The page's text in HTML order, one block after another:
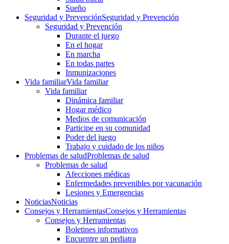
Sueño
Seguridad y PrevenciónSeguridad y Prevención
Seguridad y Prevención
Durante el juego
En el hogar
En marcha
En todas partes
Inmunizaciones
Vida familiarVida familiar
Vida familiar
Dinámica familiar
Hogar médico
Medios de comunicación
Participe en su comunidad
Poder del juego
Trabajo y cuidado de los niños
Problemas de saludProblemas de salud
Problemas de salud
Afecciones médicas
Enfermedades prevenibles por vacunación
Lesiones y Emergencias
NoticiasNoticias
Consejos y HerramientasConsejos y Herramientas
Consejos y Herramientas
Boletines informativos
Encuentre un pediatra